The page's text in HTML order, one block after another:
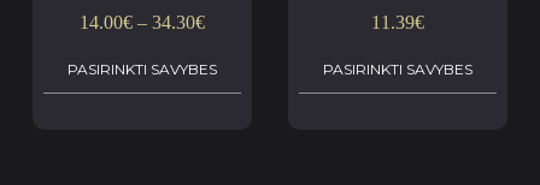
14.00€– 34.30€
PASIRINKTI SAVYBES
11.39€
PASIRINKTI SAVYBES